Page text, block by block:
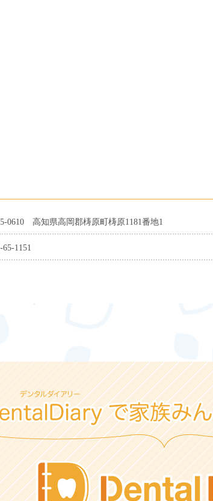
0610 高知県高岡郡梼原町梼原1181番地1
65-1151